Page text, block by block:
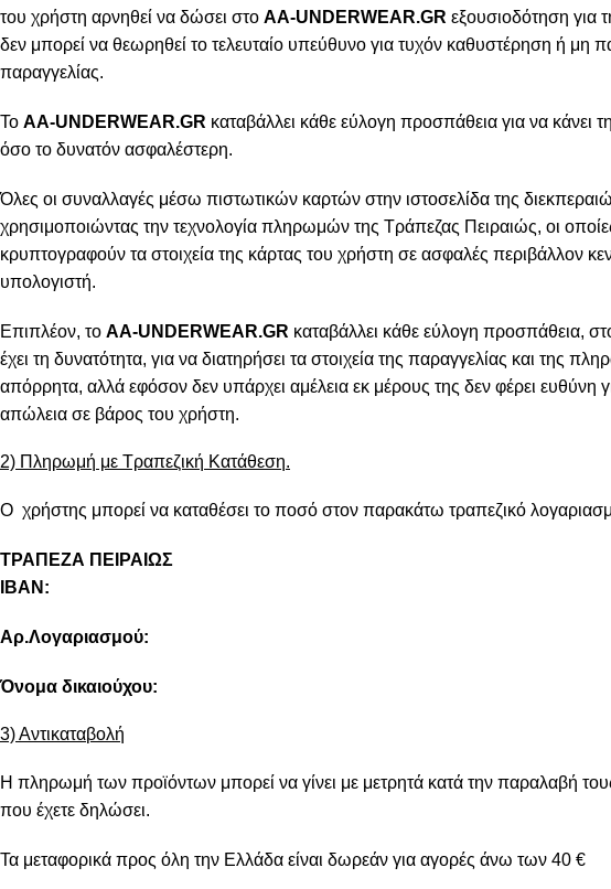
του χρήστη αρνηθεί να δώσει στο AA-UNDERWEAR.GR εξουσιοδότηση για
δεν μπορεί να θεωρηθεί το τελευταίο υπεύθυνο για τυχόν καθυστέρηση ή μη
παραγγελίας.
Το AA-UNDERWEAR.GR καταβάλλει κάθε εύλογη προσπάθεια για να κάνει
όσο το δυνατόν ασφαλέστερη.
Όλες οι συναλλαγές μέσω πιστωτικών καρτών στην ιστοσελίδα της
χρησιμοποιώντας την τεχνολογία πληρωμών της Τράπεζας Πειραιώς, οι
κρυπτογραφούν τα στοιχεία της κάρτας του χρήστη σε ασφαλές περιβάλλον
υπολογιστή.
Επιπλέον, το AA-UNDERWEAR.GR καταβάλλει κάθε εύλογη προσπάθεια,
έχει τη δυνατότητα, για να διατηρήσει τα στοιχεία της παραγγελίας και της
απόρρητα, αλλά εφόσον δεν υπάρχει αμέλεια εκ μέρους της δεν φέρει ευθύνη
απώλεια σε βάρος του χρήστη.
2) Πληρωμή με Τραπεζική Κατάθεση.
Ο χρήστης μπορεί να καταθέσει το ποσό στον παρακάτω τραπεζικό
ΤΡΑΠΕΖΑ ΠΕΙΡΑΙΩΣ
IBAN:
Αρ.Λογαριασμού:
Όνομα δικαιούχου:
3) Αντικαταβολή
Η πληρωμή των προϊόντων μπορεί να γίνει με μετρητά κατά την παραλαβή
που έχετε δηλώσει.
Τα μεταφορικά προς όλη την Ελλάδα είναι δωρεάν για αγορές άνω των 40 €